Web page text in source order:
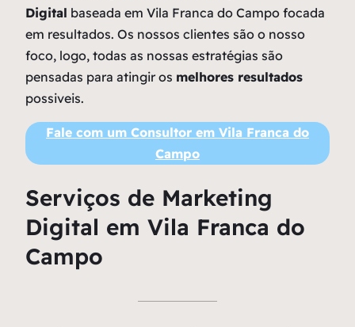
Digital baseada em Vila Franca do Campo focada
em resultados. Os nossos clientes são o nosso
foco, logo, todas as nossas estratégias são
pensadas para atingir os melhores resultados
possiveis.
Fale com um Consultor em Vila Franca do
Campo
Serviços de Marketing
Digital em Vila Franca do
Campo